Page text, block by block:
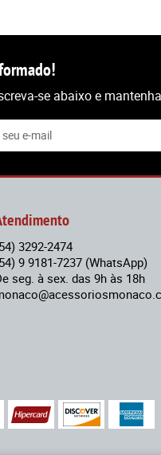
se abaixo e
3292-2474
9 9181-7237 (WhatsApp)
seg. à sex. das 9h às 18h